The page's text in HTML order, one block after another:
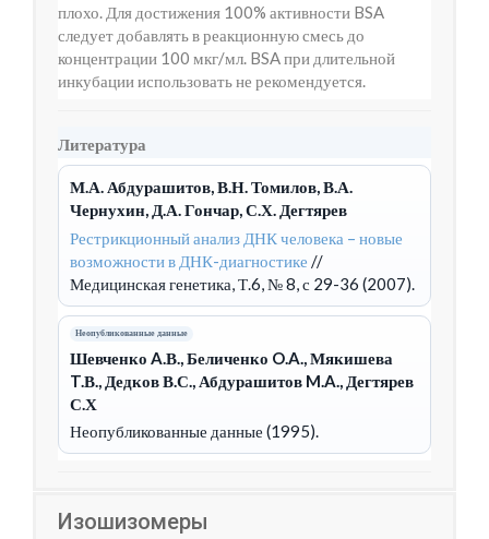
плохо. Для достижения 100% активности BSA
следует добавлять в реакционную смесь до
концентрации 100 мкг/мл. BSA при длительной
инкубации использовать не рекомендуется.
Литература
М.А. Абдурашитов, В.Н. Томилов, В.А.
Чернухин, Д.А. Гончар, С.Х. Дегтярев
Рестрикционный анализ ДНК человека – новые
возможности в ДНК-диагностике //
Медицинская генетика, Т.6, № 8, с 29-36 (2007).
Неопубликованные данные
Шевченко A.В., Беличенко O.A., Мякишева
T.В., Дедков В.С., Абдурашитов M.A., Дегтярев
С.Х
Неопубликованные данные (1995).
Изошизомеры